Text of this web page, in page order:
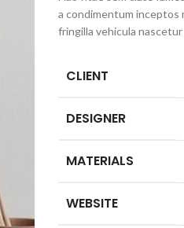
a condimentum inceptos
fringilla vehicula
CLIENT
DESIGNER
MATERIALS
WEBSITE